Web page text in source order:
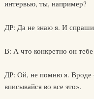
интервью, ты, например?
ДР: Да не знаю я. И
В: А что конкретно он тебе
ДР: Ой, не помню я. Вроде
вписывайся во все это».